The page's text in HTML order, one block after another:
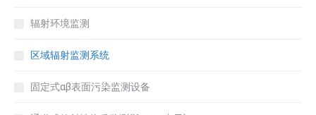
辐射环境监测
区域辐射监测系统
固定式αβ表面污染监测设备